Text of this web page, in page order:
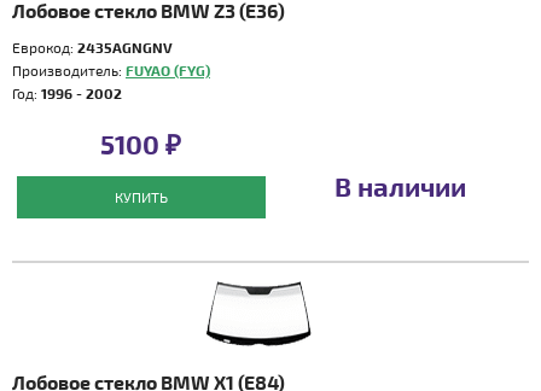
Лобовое стекло BMW Z3 (E36)
Еврокод: 2435AGNGNV
Производитель: FUYAO (FYG)
Год: 1996 - 2002
5100 ₽
КУПИТЬ В наличии
Лобовое стекло BMW X1 (E84)